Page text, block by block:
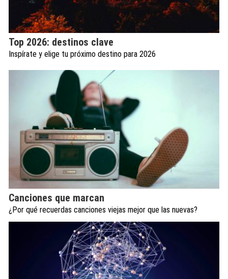
Top 2026: destinos clave
Inspírate y elige tu próximo destino para 2026
Canciones que marcan
¿Por qué recuerdas canciones viejas mejor que las nuevas?